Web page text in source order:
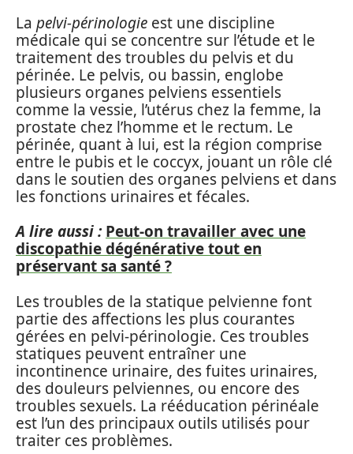
La pelvi-périnologie est une discipline
médicale qui se concentre sur l’étude et le
traitement des troubles du pelvis et du
périnée. Le pelvis, ou bassin, englobe
plusieurs organes pelviens essentiels
comme la vessie, l’utérus chez la femme, la
prostate chez l’homme et le rectum. Le
périnée, quant à lui, est la région comprise
entre le pubis et le coccyx, jouant un rôle clé
dans le soutien des organes pelviens et dans
les fonctions urinaires et fécales.
A lire aussi : Peut-on travailler avec une
discopathie dégénérative tout en
préservant sa santé ?
Les troubles de la statique pelvienne font
partie des affections les plus courantes
gérées en pelvi-périnologie. Ces troubles
statiques peuvent entraîner une
incontinence urinaire, des fuites urinaires,
des douleurs pelviennes, ou encore des
troubles sexuels. La rééducation périnéale
est l’un des principaux outils utilisés pour
traiter ces problèmes.